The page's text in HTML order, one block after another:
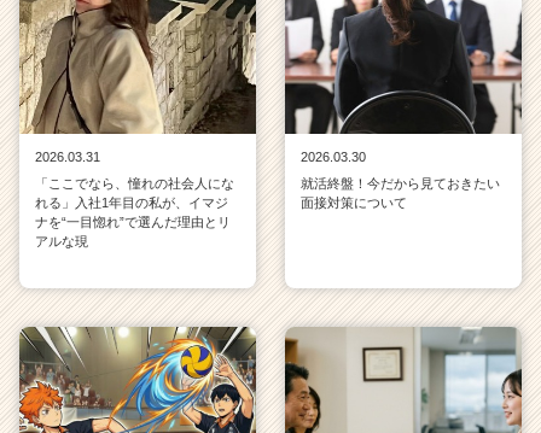
2026.03.31
「ここでなら、憧れの社会人にな
れる」入社1年目の私が、イマジ
ナを“一目惚れ”で選んだ理由とリ
アルな現
2026.03.30
就活終盤！今だから見ておきたい
面接対策について